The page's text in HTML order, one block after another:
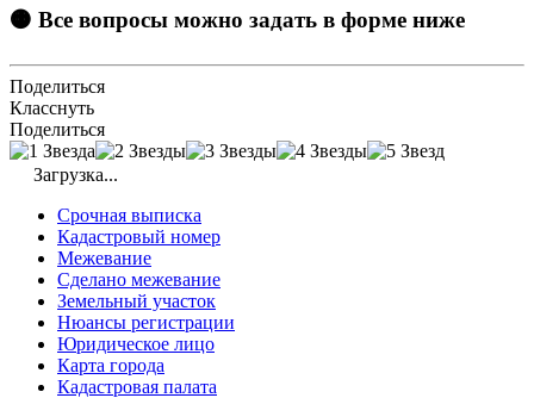
🟠 Все вопросы можно задать в форме ниже
Поделиться
Класснуть
Поделиться
Загрузка...
Срочная выписка
Кадастровый номер
Межевание
Сделано межевание
Земельный участок
Нюансы регистрации
Юридическое лицо
Карта города
Кадастровая палата